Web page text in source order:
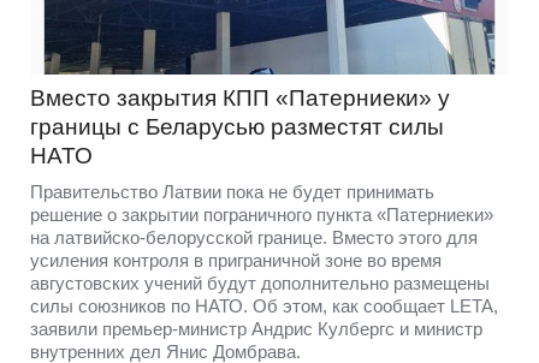
Вместо закрытия КПП «Патерниеки» у
границы с Беларусью разместят силы
НАТО
Правительство Латвии пока не будет принимать
решение о закрытии пограничного пункта «Патерниеки»
на латвийско-белорусской границе. Вместо этого для
усиления контроля в приграничной зоне во время
августовских учений будут дополнительно размещены
силы союзников по НАТО. Об этом, как сообщает LETA,
заявили премьер-министр Андрис Кулбергс и министр
внутренних дел Янис Домбрава.